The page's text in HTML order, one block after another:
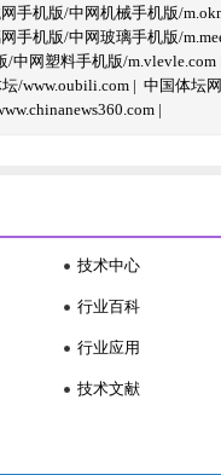
手机版/中网机械手机版/
手机版/中网玻璃手机版/
/中网塑料手机版/m.vlevle.com
/www.oubili.com | 中国体坛
|
技术中心
行业百科
行业应用
技术文献